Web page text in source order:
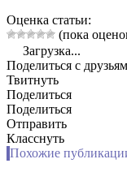
Оценка статьи:
(пока
Загрузка...
Поделиться с
Твитнуть
Поделиться
Поделиться
Отправить
Класснуть
Похожие